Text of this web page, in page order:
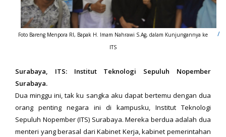
Foto Bareng Menpora RI, Bapak H. Imam Nahrawi S.Ag, dalam Kunjungannya ke
ITS
Surabaya, ITS: Institut Teknologi Sepuluh Nopember
Surabaya.
Dua minggu ini, tak ku sangka aku dapat bertemu dengan dua
orang penting negara ini di kampusku, Institut Teknologi
Sepuluh Nopember (ITS) Surabaya. Mereka berdua adalah dua
menteri yang berasal dari Kabinet Kerja, kabinet pemerintahan